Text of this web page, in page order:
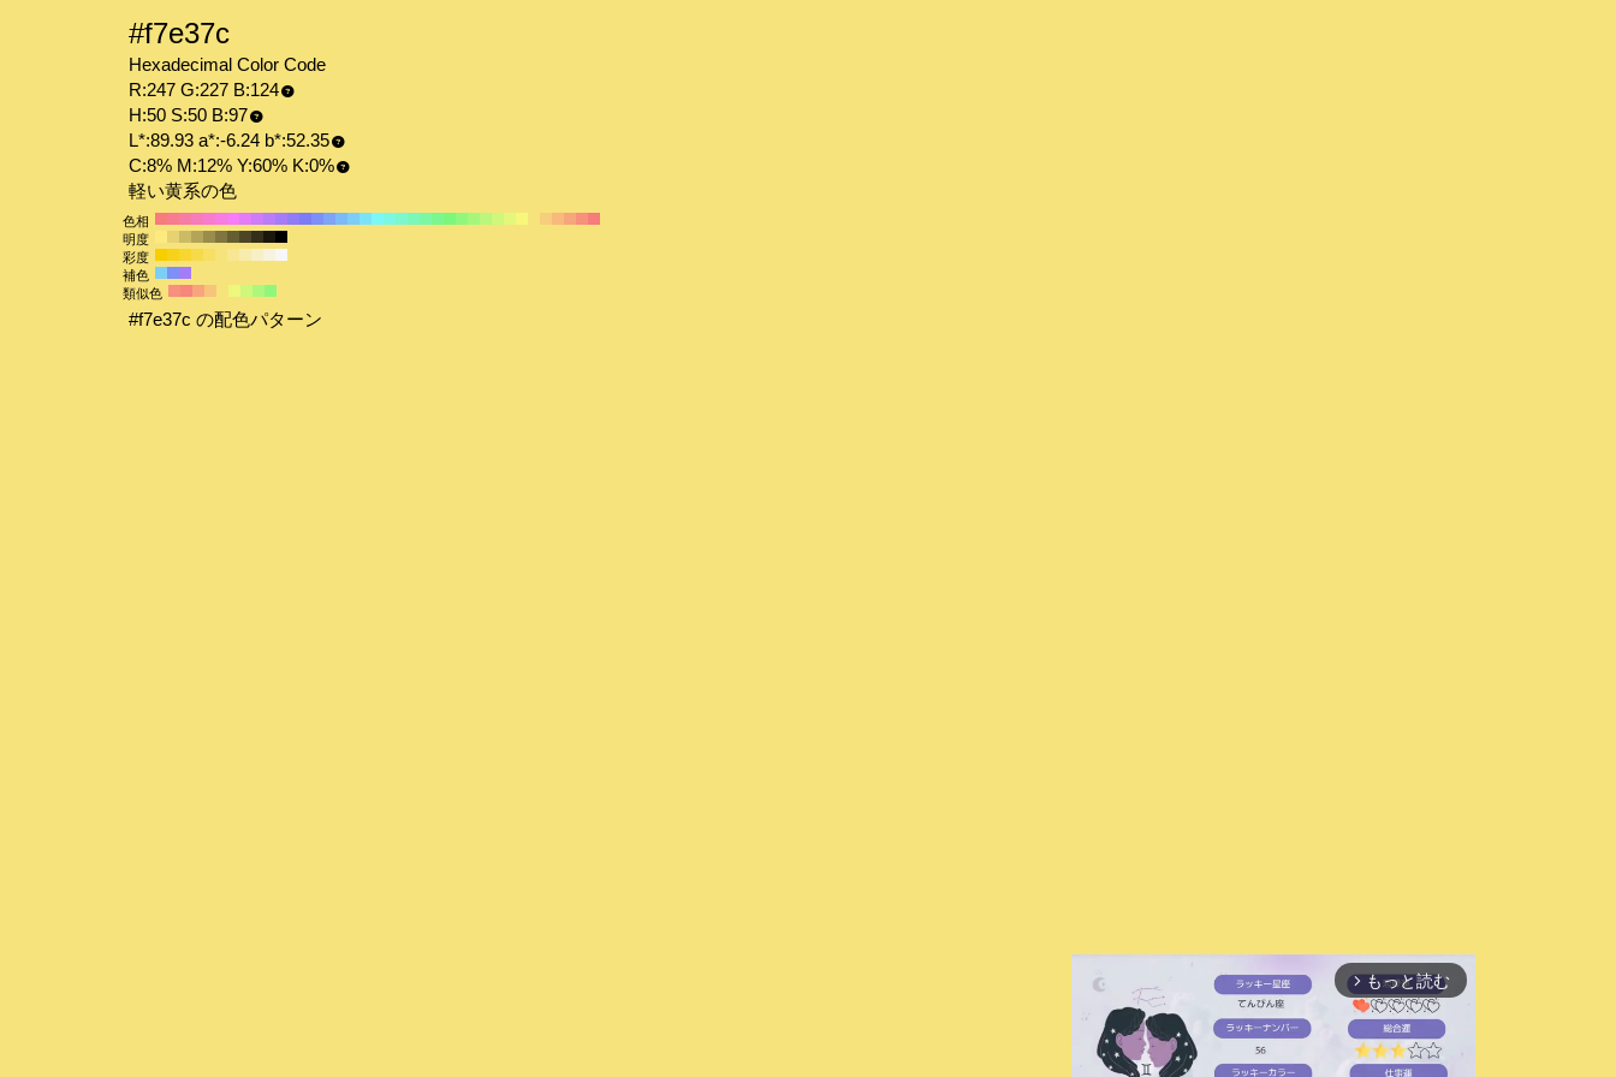
#f7e37c
Hexadecimal Color Code
R:247 G:227 B:124
H:50 S:50 B:97
L*:89.93 a*:-6.24 b*:52.35
C:8% M:12% Y:60% K:0%
軽い黄系の色
色相
明度
彩度
補色
類似色
#f7e37c の配色パターン
arrow_forward_ios もっと読む